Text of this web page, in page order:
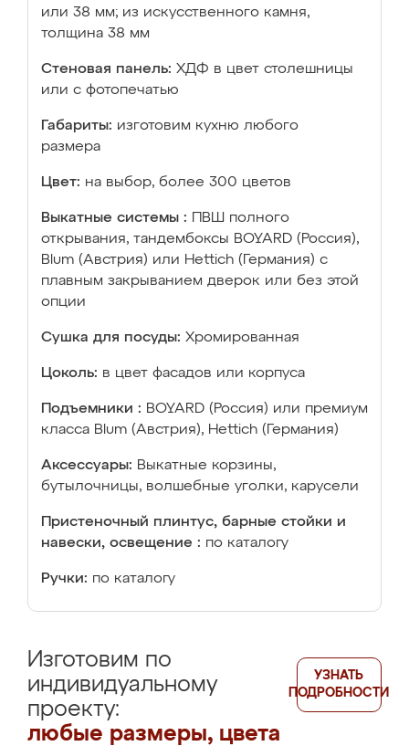
или 38 мм; из искусственного камня,
толщина 38 мм
Стеновая панель: ХДФ в цвет столешницы
или с фотопечатью
Габариты: изготовим кухню любого
размера
Цвет: на выбор, более 300 цветов
Выкатные системы :
ПВШ полного
открывания, тандембоксы BOYARD (Россия),
Blum (Австрия) или Hettich (Германия) с
плавным закрыванием дверок или без этой
опции
Сушка для посуды: Хромированная
Цоколь: в цвет фасадов или корпуса
Подъемники : BOYARD (Россия) или премиум
класса Blum (Австрия), Hettich (Германия)
Аксессуары: Выкатные корзины,
бутылочницы, волшебные уголки, карусели
Пристеночный плинтус, барные стойки и
навески, освещение : по каталогу
Ручки: по каталогу
Изготовим по
индивидуальному
проекту:
любые размеры, цвета
УЗНАТЬ
ПОДРОБНОСТИ